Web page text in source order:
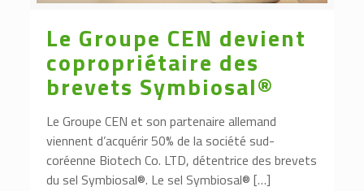
Le Groupe CEN devient
copropriétaire des
brevets Symbiosal®
Le Groupe CEN et son partenaire allemand
viennent d’acquérir 50% de la société sud-
coréenne Biotech Co. LTD, détentrice des brevets
du sel Symbiosal®. Le sel Symbiosal® […]